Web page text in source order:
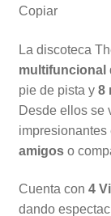
La discoteca
multifuncional
pie de pista y 8
Desde ellos se
impresionantes
amigoso
Cuenta con 4
dando